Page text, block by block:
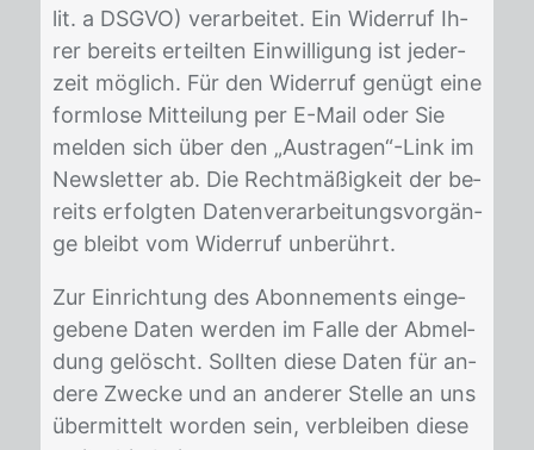
lit. a DS­GVO) ver­ar­bei­tet. Ein Wi­der­ruf Ih­
rer be­reits er­teil­ten Ein­wil­li­gung ist je­der­
zeit mög­lich. Für den Wi­der­ruf ge­nügt eine
form­lo­se Mit­tei­lung per E-Mail oder Sie
mel­den sich über den „Aus­tra­gen“-Link im
News­let­ter ab. Die Recht­mä­ßig­keit der be­
reits er­folg­ten Da­ten­ver­ar­bei­tungs­vor­gän­
ge bleibt vom Wi­der­ruf un­be­rührt.
Zur Ein­rich­tung des Abon­ne­ments ein­ge­
ge­be­ne Da­ten wer­den im Fal­le der Ab­mel­
dung ge­löscht. Soll­ten die­se Da­ten für an­
de­re Zwe­cke und an an­de­rer Stel­le an uns
über­mit­telt wor­den sein, ver­blei­ben die­se